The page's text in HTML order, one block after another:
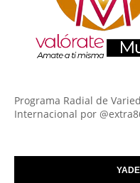
Programa Radial de
Internacional por